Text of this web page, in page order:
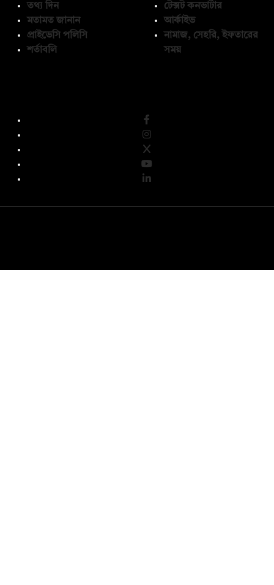
তথ্য দিন
মতামত জানান
প্রাইভেসি পলিসি
শর্তাবলি
টেক্সট কনভার্টার
আর্কাইভ
নামাজ, সেহরি, ইফতারের
সময়